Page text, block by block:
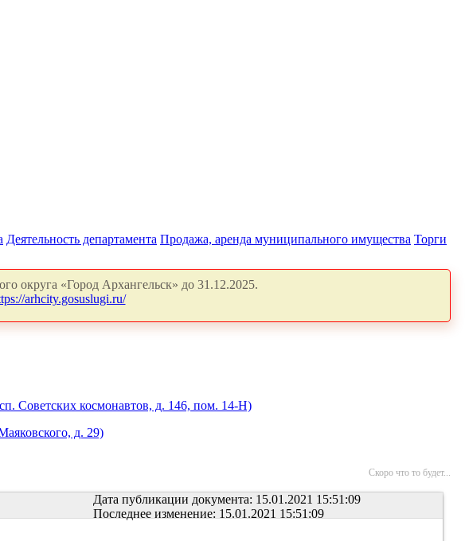
Деятельность департамента Продажа, аренда муниципального имущества Торги
округа «Город Архангельск» до 31.12.2025.
arhcity.gosuslugi.ru/
Советских космонавтов, д. 146, пом. 14-Н)
д. 29)
Скоро что то будет...
Дата публикации документа: 15.01.2021 15:51:09
Последнее изменение: 15.01.2021 15:51:09